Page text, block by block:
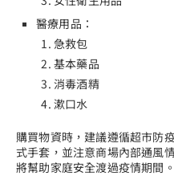
醫療用品：
急救包
基本藥品
消毒酒精
漱口水
購買物資時，建議遵循超市防
式手套，並注意商場內部通風
將幫助家庭安全渡過疫情期間。